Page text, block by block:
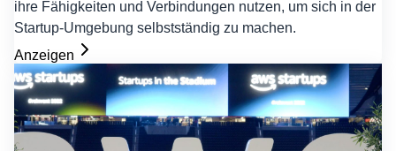
ihre Fähigkeiten und Verbindungen nutzen, um sich in der
Startup-Umgebung selbstständig zu machen.
Anzeigen